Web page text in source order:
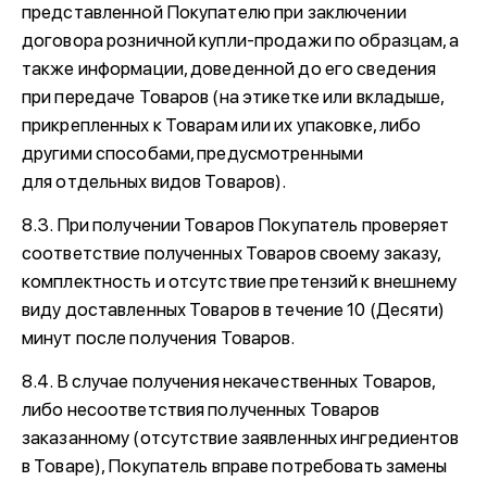
представленной Покупателю при заключении
договора розничной купли-продажи по образцам, а
также информации, доведенной до его сведения
при передаче Товаров (на этикетке или вкладыше,
прикрепленных к Товарам или их упаковке, либо
другими способами, предусмотренными
для отдельных видов Товаров).
8.3. При получении Товаров Покупатель проверяет
соответствие полученных Товаров своему заказу,
комплектность и отсутствие претензий к внешнему
виду доставленных Товаров в течение 10 (Десяти)
минут после получения Товаров.
8.4. В случае получения некачественных Товаров,
либо несоответствия полученных Товаров
заказанному (отсутствие заявленных ингредиентов
в Товаре), Покупатель вправе потребовать замены